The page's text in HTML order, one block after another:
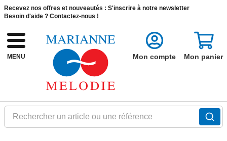
Recevez nos offres et nouveautés : S'inscrire à notre newsletter
Besoin d'aide ? Contactez-nous !
MENU
Rechercher un article ou une référence
Mon compte Mon panier